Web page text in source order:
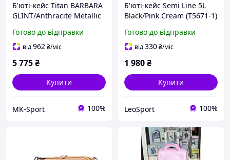
Б'юті-кейс Titan BARBARA
GLINT/Anthracite Metallic
Готово до відправки
від962₴/міс
5 775₴
Купити
MK-Sport 100%
Б'юті-кейс Semi Line 5L
Black/Pink Cream (T5671-1)
Готово до відправки
від330₴/міс
1 980₴
Купити
LeoSport 100%